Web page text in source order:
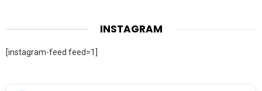
INSTAGRAM
[instagram-feed feed=1]